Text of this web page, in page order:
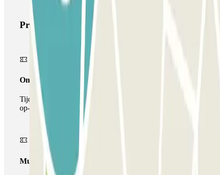
Producten van Parclick
Onepass
Tijdens je verblijf kun je de parkeerplaats maar één keer
op- en afrijden.
Multiparking pass